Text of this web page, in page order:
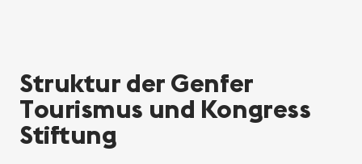
Struktur der Genfer
Tourismus und Kongress
Stiftung